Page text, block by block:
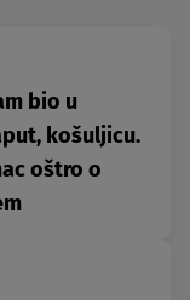
bio u
košuljicu.
oštro o